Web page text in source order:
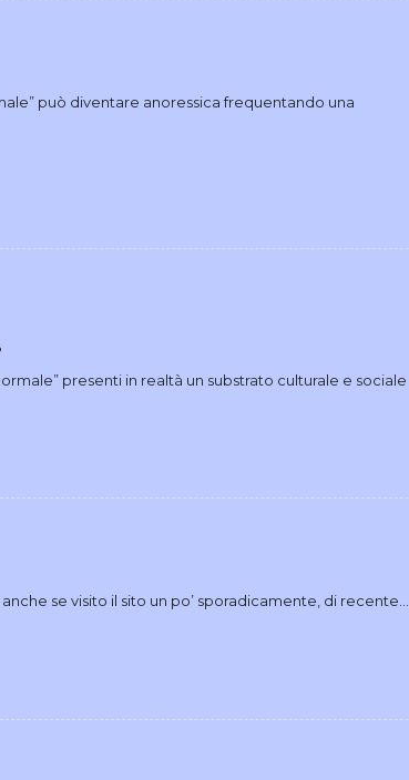
può diventare anoressica frequentando una
presenti in realtà un substrato culturale e sociale
se visito il sito un po’ sporadicamente, di recente…